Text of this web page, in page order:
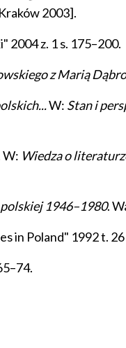
2003].
2004 z. 1 s. 175–200.
z Marią
W: Stan i
W: Wiedza o
1946–1980.
in Poland" 1992 t.